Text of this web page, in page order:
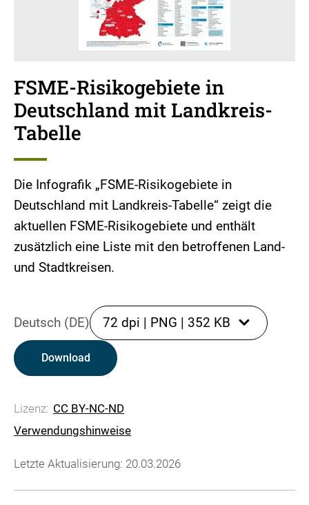
FSME-Risikogebiete in
Deutschland mit Landkreis-
Tabelle
Die Infografik „FSME-Risikogebiete in
Deutschland mit Landkreis-Tabelle“ zeigt die
aktuellen FSME-Risikogebiete und enthält
zusätzlich eine Liste mit den betroffenen Land-
und Stadtkreisen.
Deutsch (DE) 72 dpi | PNG | 352 KB
Download
Lizenz: CC BY-NC-ND
Verwendungshinweise
Letzte Aktualisierung: 20.03.2026